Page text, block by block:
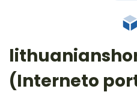
(Interneto